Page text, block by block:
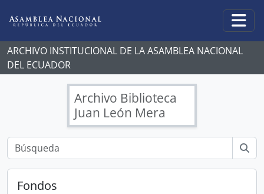
ARCHIVO INSTITUCIONAL DE LA ASAMBLEA NACIONAL
DEL ECUADOR
Archivo Biblioteca
Juan León Mera
Fondos